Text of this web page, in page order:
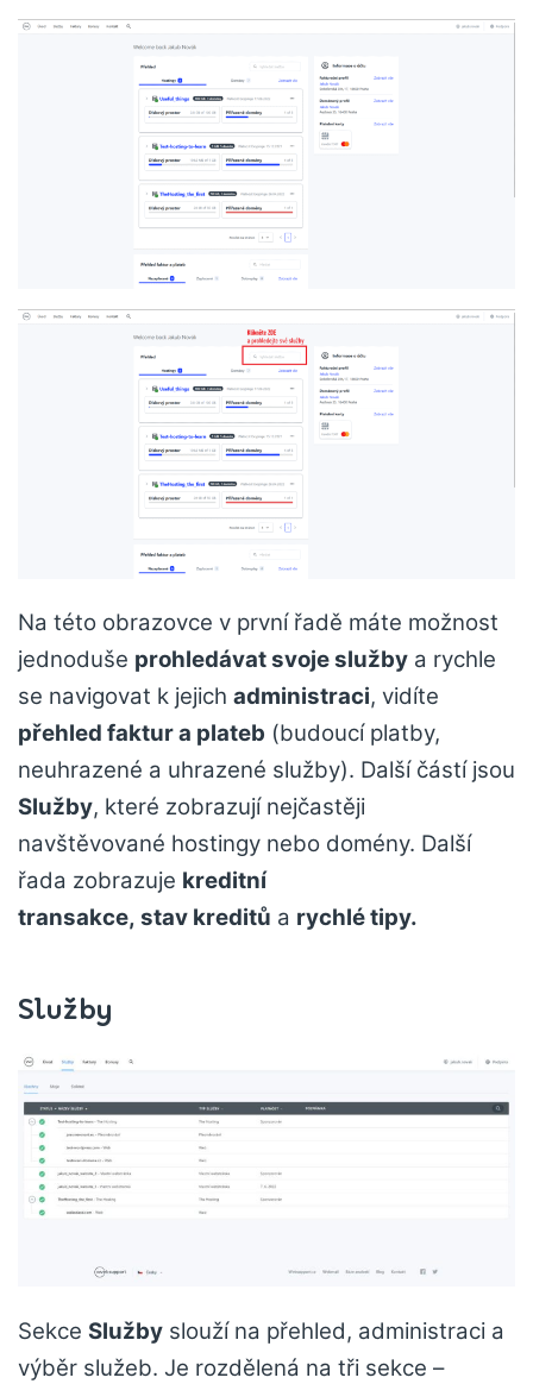
Na této obrazovce v první řadě máte možnost
jednoduše prohledávat svoje služby a rychle
se navigovat k jejich administraci, vidíte
přehled faktur a plateb (budoucí platby,
neuhrazené a uhrazené služby). Další částí jsou
Služby, které zobrazují nejčastěji
navštěvované hostingy nebo domény. Další
řada zobrazuje kreditní
transakce, stav kreditů a rychlé tipy.
Služby
Sekce Služby slouží na přehled, administraci a
výběr služeb. Je rozdělená na tři sekce –